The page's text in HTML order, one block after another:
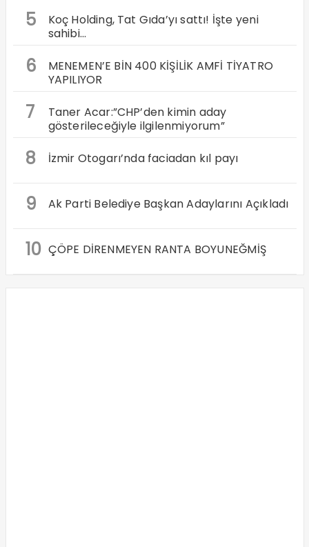
5
Koç Holding, Tat Gıda’yı sattı! İşte yeni
sahibi…
6
MENEMEN’E BİN 400 KİŞİLİK AMFİ TİYATRO
YAPILIYOR
7
Taner Acar:”CHP’den kimin aday
gösterileceğiyle ilgilenmiyorum”
8 İzmir Otogarı’nda faciadan kıl payı
9 Ak Parti Belediye Başkan Adaylarını Açıkladı
10 ÇÖPE DİRENMEYEN RANTA BOYUNEĞMİŞ